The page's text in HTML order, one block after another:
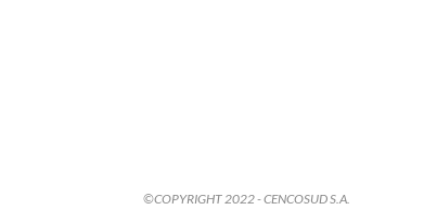
©COPYRIGHT 2022 - CENCOSUD S.A.